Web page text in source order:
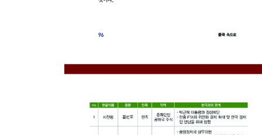
Part 4. 한국 경제의 다음 돌파구는 여기서
새로운 서비스로 승부하라
-맞춤 서비스를 제공하는 한국 미용실
-공룡이 된 중국의 IT 기업들
-스마트폰, 중국인의 생활을 바꾸다